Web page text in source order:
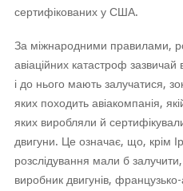
сертифікованих у США.
За міжнародними правилами,
авіаційних катастроф
і до нього мають залучатися,
яких походить авіакомпанія,
яких виробляли й
двигуни. Це означає, що, крім
розслідування мали б
виробник двигунів,